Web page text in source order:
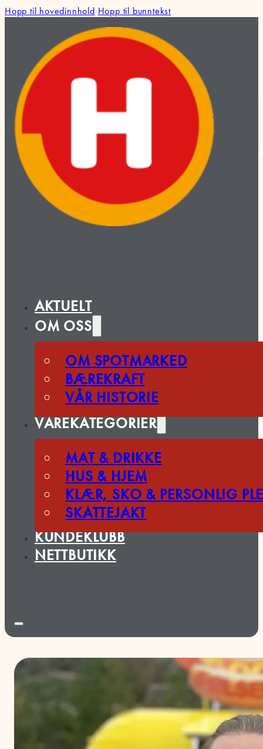
Hopp til hovedinnhold Hopp til bunntekst
AKTUELT
OM OSS
OM SPOTMARKED
BÆREKRAFT
VÅR HISTORIE
VAREKATEGORIER
MAT & DRIKKE
HUS & HJEM
KLÆR, SKO & PERSONLIG
SKATTEJAKT
KUNDEKLUBB
NETTBUTIKK